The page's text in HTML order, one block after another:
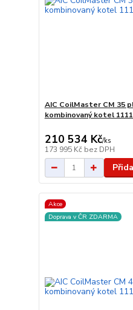
AIC CoilMaster CM 35
kombinovaný kotel
210 534 Kč/ks
173 995 Kč bez DPH
Akce
Doprava v ČR ZDARMA